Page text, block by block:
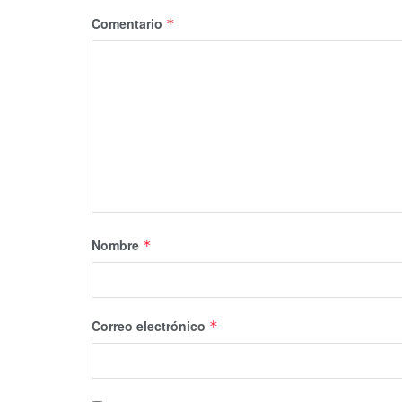
Comentario *
Nombre *
Correo electrónico *